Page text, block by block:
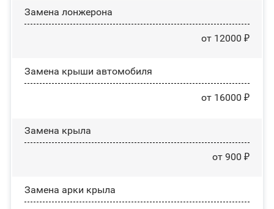
Замена лонжерона
от 12000 ₽
Замена крыши автомобиля
от 16000 ₽
Замена крыла
от 900 ₽
Замена арки крыла